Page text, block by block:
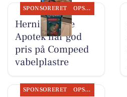
SPONSORERET OPSLAGSTAVLEN
Herning Løve
Apotek har god
pris på Compeed
vabelplastre
SPONSORERET OPSLAGSTAVLEN